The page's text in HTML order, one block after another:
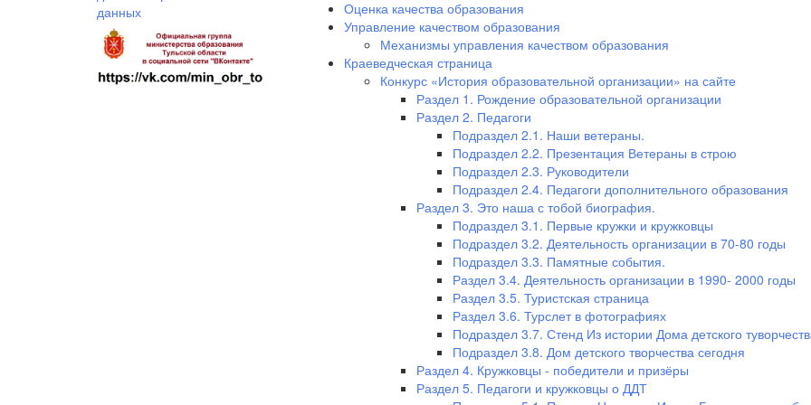
данных
Оценка качества образования
Управление качеством образования
Механизмы управления качеством образования
Краеведческая страница
Конкурс «История образовательной организации» на сайте
Раздел 1. Рождение образовательной организации
Раздел 2. Педагоги
Подраздел 2.1. Наши ветераны.
Подраздел 2.2. Презентация Ветераны в строю
Подраздел 2.3. Руководители
Подраздел 2.4. Педагоги дополнительного образования
Раздел 3. Это наша с тобой биография.
Подраздел 3.1. Первые кружки и кружковцы
Подраздел 3.2. Деятельность организации в 70-80 годы
Подраздел 3.3. Памятные события.
Раздел 3.4. Деятельность организации в 1990- 2000 годы
Раздел 3.5. Туристская страница
Раздел 3.6. Турслет в фотографиях
Подраздел 3.7. Стенд Из истории Дома детского
Подраздел 3.8. Дом детского творчества сегодня
Раздел 4. Кружковцы - победители и призёры
Раздел 5. Педагоги и кружковцы о ДДТ